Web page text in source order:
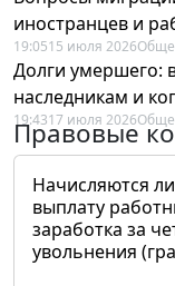
иностранцев и
19:0515 июля 2026
Долги умершего:
наследникам и
19:4317 июля 2026
Правовые
Начисляются
выплату
заработка за
увольнения